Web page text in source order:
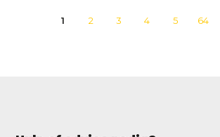
1 2 3 4 5 64